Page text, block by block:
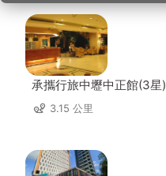
承攜行旅中壢中正館(3星)
3.15 公里